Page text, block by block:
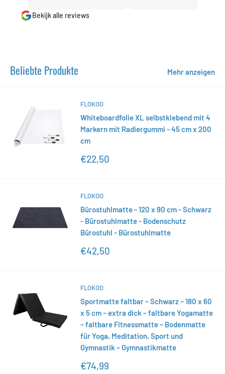
Bekijk alle reviews
Beliebte Produkte Mehr anzeigen
FLOKOO
Whiteboardfolie XL selbstklebend mit 4
Markern mit Radiergummi - 45 cm x 200
cm
Sonderpreis
€22,50
FLOKOO
Bürostuhlmatte - 120 x 90 cm - Schwarz
- Bürostuhlmatte - Bodenschutz
Bürostuhl - Bürostuhlmatte
Sonderpreis
€42,50
FLOKOO
Sportmatte faltbar – Schwarz – 180 x 60
x 5 cm – extra dick – faltbare Yogamatte
– faltbare Fitnessmatte – Bodenmatte
für Yoga, Meditation, Sport und
Gymnastik – Gymnastikmatte
Sonderpreis
€74,99